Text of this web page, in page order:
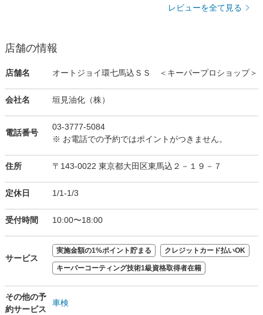
レビューを全て見る
店舗の情報
店舗名 オートジョイ環七馬込ＳＳ ＜キーパープロショップ＞
会社名 垣見油化（株）
電話番号
03-3777-5084
※ お電話での予約ではポイントがつきません。
住所 〒143-0022 東京都大田区東馬込２－１９－７
定休日 1/1-1/3
受付時間 10:00〜18:00
サービス
実施金額の1%ポイント貯まる クレジットカード払いOK
キーパーコーティング技術1級資格取得者在籍
その他の予
約サービス
車検